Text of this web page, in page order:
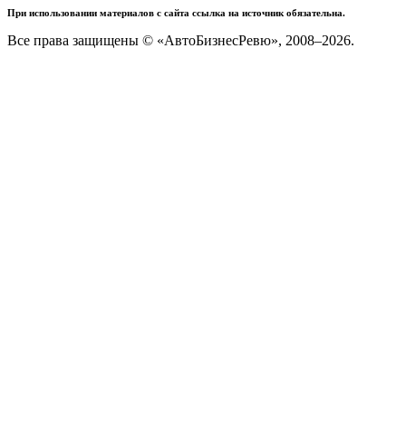
При использовании материалов с сайта ссылка на источник обязательна.
Все права защищены © «АвтоБизнесРевю», 2008–2026.